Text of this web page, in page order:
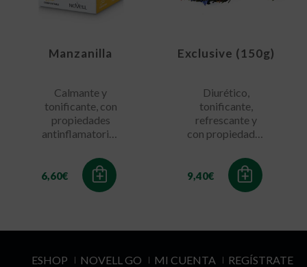
6,60€
Manzanilla
Calmante y
tonificante, con
propiedades
antinflamatorias
9,40€
Exclusive (150g)
Diurético,
tonificante,
refrescante y
con propiedades
ESHOP NOVELL GO MI CUENTA
REGÍSTRATE